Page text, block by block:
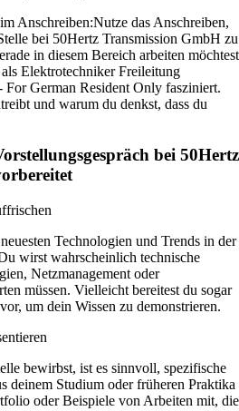
Anschreiben:Nutze das Anschreiben,
bei 50Hertz Transmission GmbH zu
in diesem Bereich arbeiten möchtest
Elektrotechniker Freileitung
German Resident Only fasziniert.
und warum du denkst, dass du
bei 50Hertz
Technologien und Trends in der
wirst wahrscheinlich technische
Netzmanagement oder
müssen. Vielleicht bereitest du sogar
um dein Wissen zu demonstrieren.
bewirbst, ist es sinnvoll, spezifische
deinem Studium oder früheren Praktika
oder Beispiele von Arbeiten mit, die